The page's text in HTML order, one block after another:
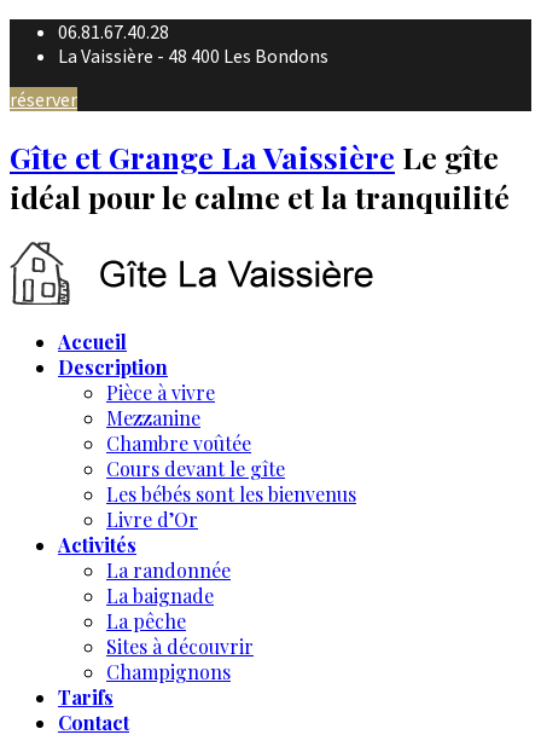
06.81.67.40.28
La Vaissière - 48 400 Les Bondons
réserver
Gîte et Grange La Vaissière Le gîte
idéal pour le calme et la tranquilité
Accueil
Description
Pièce à vivre
Mezzanine
Chambre voûtée
Cours devant le gîte
Les bébés sont les bienvenus
Livre d’Or
Activités
La randonnée
La baignade
La pêche
Sites à découvrir
Champignons
Tarifs
Contact